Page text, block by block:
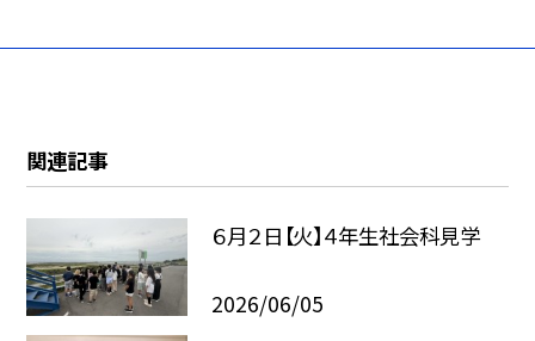
関連記事
６月２日【火】４年生社会科見学
2026/06/05